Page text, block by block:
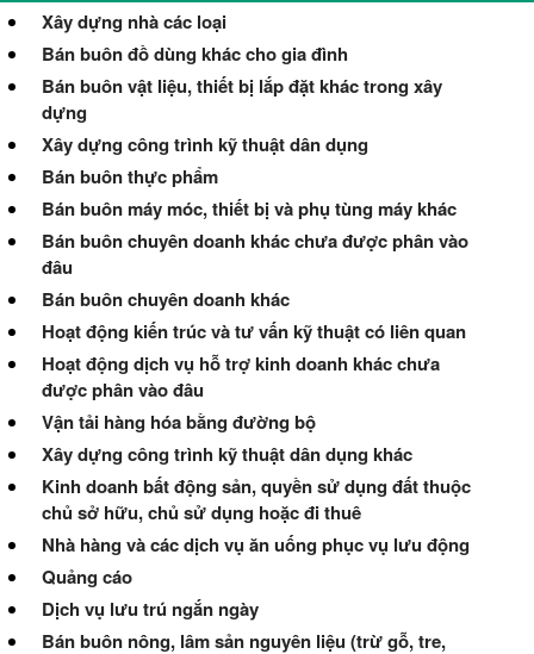
Xây dựng nhà các loại
Bán buôn đồ dùng khác cho gia đình
Bán buôn vật liệu, thiết bị lắp đặt khác trong xây
dựng
Xây dựng công trình kỹ thuật dân dụng
Bán buôn thực phẩm
Bán buôn máy móc, thiết bị và phụ tùng máy khác
Bán buôn chuyên doanh khác chưa được phân vào
đâu
Bán buôn chuyên doanh khác
Hoạt động kiến trúc và tư vấn kỹ thuật có liên quan
Hoạt động dịch vụ hỗ trợ kinh doanh khác chưa
được phân vào đâu
Vận tải hàng hóa bằng đường bộ
Xây dựng công trình kỹ thuật dân dụng khác
Kinh doanh bất động sản, quyền sử dụng đất thuộc
chủ sở hữu, chủ sử dụng hoặc đi thuê
Nhà hàng và các dịch vụ ăn uống phục vụ lưu động
Quảng cáo
Dịch vụ lưu trú ngắn ngày
Bán buôn nông, lâm sản nguyên liệu (trừ gỗ, tre,